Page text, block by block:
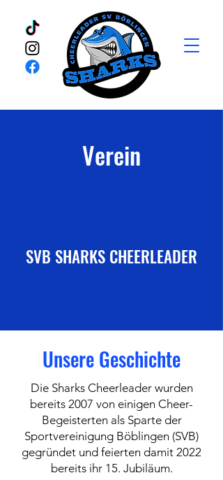
Verein
SVB SHARKS CHEERLEADER
Unsere Geschichte
Die Sharks Cheerleader wurden
bereits 2007 von einigen Cheer-
Begeisterten als Sparte der
Sportvereinigung Böblingen (SVB)
gegründet und feierten damit 2022
bereits ihr 15. Jubiläum.